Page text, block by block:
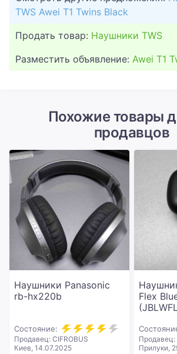
TWS Awei T1 Twins Black
Продать товар: Наушники TWS
Разместить объявление: Awei T1
Похожие товары
продавцов
Наушники Panasonic
rb-hx220b
Состояние:
Продавец: CIFROBUS
Киев, 14.07.2025
Flex
Продавец:
Прилуки,